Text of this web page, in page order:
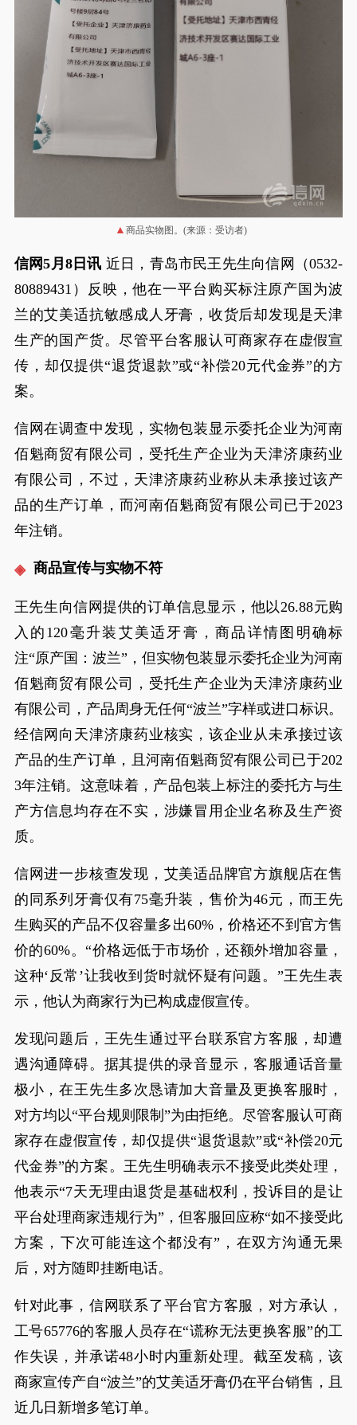
商品实物图。(来源：受访者)
信网5月8日讯 近日，青岛市民王先生向信网（0532-
80889431）反映，他在一平台购买标注原产国为波
兰的艾美适抗敏感成人牙膏，收货后却发现是天津
生产的国产货。尽管平台客服认可商家存在虚假宣
传，却仅提供“退货退款”或“补偿20元代金券”的方
案。
信网在调查中发现，实物包装显示委托企业为河南
佰魁商贸有限公司，受托生产企业为天津济康药业
有限公司，不过，天津济康药业称从未承接过该产
品的生产订单，而河南佰魁商贸有限公司已于2023
年注销。
商品宣传与实物不符
王先生向信网提供的订单信息显示，他以26.88元购
入的120毫升装艾美适牙膏，商品详情图明确标
注“原产国：波兰”，但实物包装显示委托企业为河南
佰魁商贸有限公司，受托生产企业为天津济康药业
有限公司，产品周身无任何“波兰”字样或进口标识。
经信网向天津济康药业核实，该企业从未承接过该
产品的生产订单，且河南佰魁商贸有限公司已于202
3年注销。这意味着，产品包装上标注的委托方与生
产方信息均存在不实，涉嫌冒用企业名称及生产资
质。
信网进一步核查发现，艾美适品牌官方旗舰店在售
的同系列牙膏仅有75毫升装，售价为46元，而王先
生购买的产品不仅容量多出60%，价格还不到官方售
价的60%。“价格远低于市场价，还额外增加容量，
这种‘反常’让我收到货时就怀疑有问题。”王先生表
示，他认为商家行为已构成虚假宣传。
发现问题后，王先生通过平台联系官方客服，却遭
遇沟通障碍。据其提供的录音显示，客服通话音量
极小，在王先生多次恳请加大音量及更换客服时，
对方均以“平台规则限制”为由拒绝。尽管客服认可商
家存在虚假宣传，却仅提供“退货退款”或“补偿20元
代金券”的方案。王先生明确表示不接受此类处理，
他表示“7天无理由退货是基础权利，投诉目的是让
平台处理商家违规行为”，但客服回应称“如不接受此
方案，下次可能连这个都没有”，在双方沟通无果
后，对方随即挂断电话。
针对此事，信网联系了平台官方客服，对方承认，
工号65776的客服人员存在“谎称无法更换客服”的工
作失误，并承诺48小时内重新处理。截至发稿，该
商家宣传产自“波兰”的艾美适牙膏仍在平台销售，且
近几日新增多笔订单。